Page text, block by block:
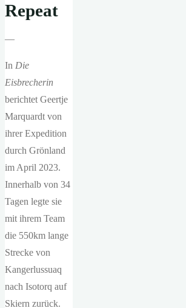
Repeat
—
In Die
Eisbrecherin
berichtet Geertje
Marquardt von
ihrer Expedition
durch Grönland
im April 2023.
Innerhalb von 34
Tagen legte sie
mit ihrem Team
die 550km lange
Strecke von
Kangerlussuaq
nach Isotorq auf
Skiern zurück.